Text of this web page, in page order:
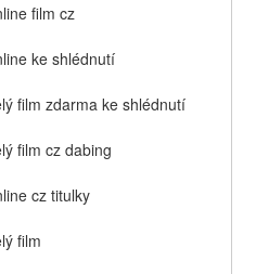
film cz
ke shlédnutí
film zdarma ke shlédnutí
film cz dabing
cz titulky
film